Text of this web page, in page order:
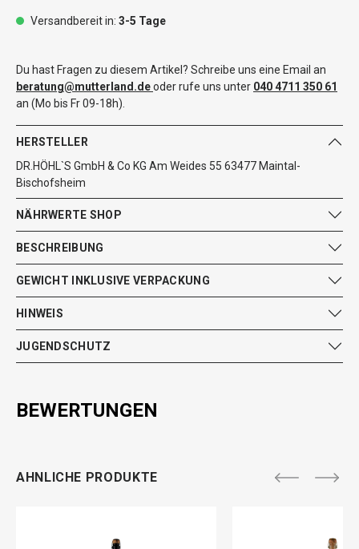
Versandbereit in: 3-5 Tage
Du hast Fragen zu diesem Artikel? Schreibe uns eine Email an
beratung@mutterland.deoder rufe uns unter 040 4711 350 61
an (Mo bis Fr 09-18h).
HERSTELLER
DR.HÖHL`S GmbH & Co KG Am Weides 55 63477 Maintal-
Bischofsheim
NÄHRWERTE SHOP
BESCHREIBUNG
GEWICHT INKLUSIVE VERPACKUNG
HINWEIS
JUGENDSCHUTZ
BEWERTUNGEN
AHNLICHE PRODUKTE